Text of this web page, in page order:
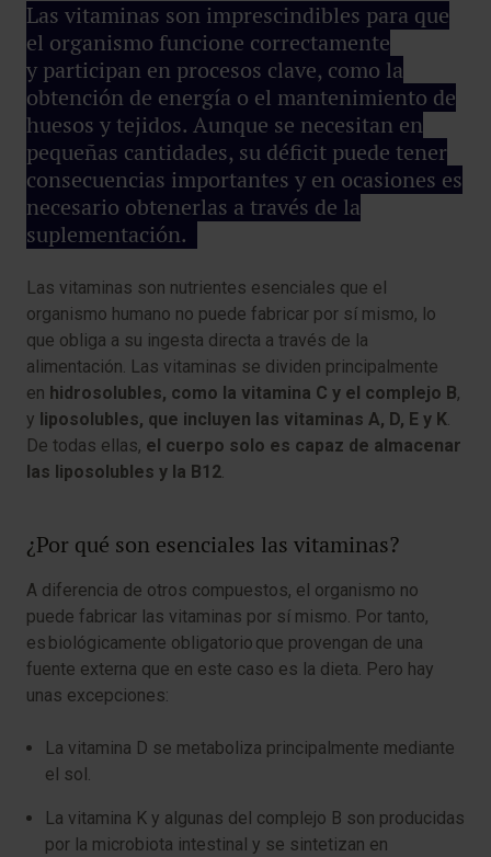
Las vitaminas son imprescindibles para que
el organismo funcione correctamente
y participan en procesos clave, como la
obtención de energía o el mantenimiento de
huesos y tejidos. Aunque se necesitan en
pequeñas cantidades, su déficit puede tener
consecuencias importantes y en ocasiones es
necesario obtenerlas a través de la
suplementación.
Las vitaminas son nutrientes esenciales que el
organismo humano no puede fabricar por sí mismo, lo
que obliga a su ingesta directa a través de la
alimentación. Las vitaminas se dividen principalmente
en hidrosolubles, como la vitamina C y el complejo B,
y liposolubles, que incluyen las vitaminas A, D, E y K.
De todas ellas, el cuerpo solo es capaz de almacenar
las liposolubles y la B12.
¿Por qué son esenciales las vitaminas?
A diferencia de otros compuestos, el organismo no
puede fabricar las vitaminas por sí mismo. Por tanto,
es biológicamente obligatorio que provengan de una
fuente externa que en este caso es la dieta. Pero hay
unas excepciones:
La vitamina D se metaboliza principalmente mediante
el sol.
La vitamina K y algunas del complejo B son producidas
por la microbiota intestinal y se sintetizan en